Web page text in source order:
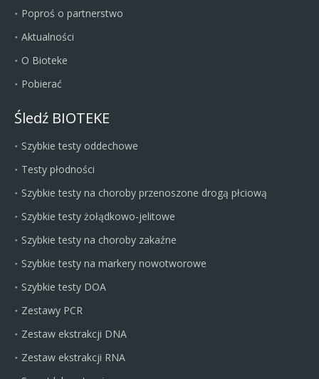
Poproś o partnerstwo
Aktualności
O Bioteke
Pobierać
Śledź BIOTEKE
Szybkie testy oddechowe
Testy płodności
Szybkie testy na choroby przenoszone drogą płciową
Szybkie testy żołądkowo-jelitowe
Szybkie testy na choroby zakaźne
Szybkie testy na markery nowotworowe
Szybkie testy DOA
Zestawy PCR
Zestaw ekstrakcji DNA
Zestaw ekstrakcji RNA